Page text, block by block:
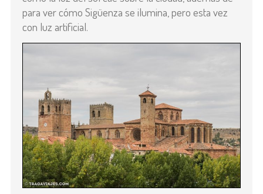
para ver cómo Sigüenza se ilumina, pero esta vez
con luz artificial.